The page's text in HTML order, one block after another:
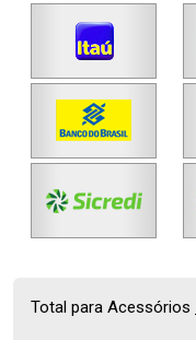
Total para Acessórios